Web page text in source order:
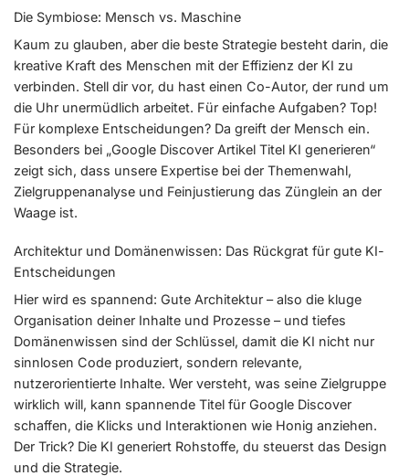
Die Symbiose: Mensch vs. Maschine
Kaum zu glauben, aber die beste Strategie besteht darin, die
kreative Kraft des Menschen mit der Effizienz der KI zu
verbinden. Stell dir vor, du hast einen Co-Autor, der rund um
die Uhr unermüdlich arbeitet. Für einfache Aufgaben? Top!
Für komplexe Entscheidungen? Da greift der Mensch ein.
Besonders bei „Google Discover Artikel Titel KI generieren“
zeigt sich, dass unsere Expertise bei der Themenwahl,
Zielgruppenanalyse und Feinjustierung das Zünglein an der
Waage ist.
Architektur und Domänenwissen: Das Rückgrat für gute KI-
Entscheidungen
Hier wird es spannend: Gute Architektur – also die kluge
Organisation deiner Inhalte und Prozesse – und tiefes
Domänenwissen sind der Schlüssel, damit die KI nicht nur
sinnlosen Code produziert, sondern relevante,
nutzerorientierte Inhalte. Wer versteht, was seine Zielgruppe
wirklich will, kann spannende Titel für Google Discover
schaffen, die Klicks und Interaktionen wie Honig anziehen.
Der Trick? Die KI generiert Rohstoffe, du steuerst das Design
und die Strategie.